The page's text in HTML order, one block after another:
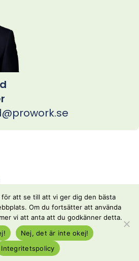
36
för att se till att vi ger dig den bästa
Om du fortsätter att använda
vi att anta att du godkänner detta.
Nej, det är inte okej!
Integritetspolicy